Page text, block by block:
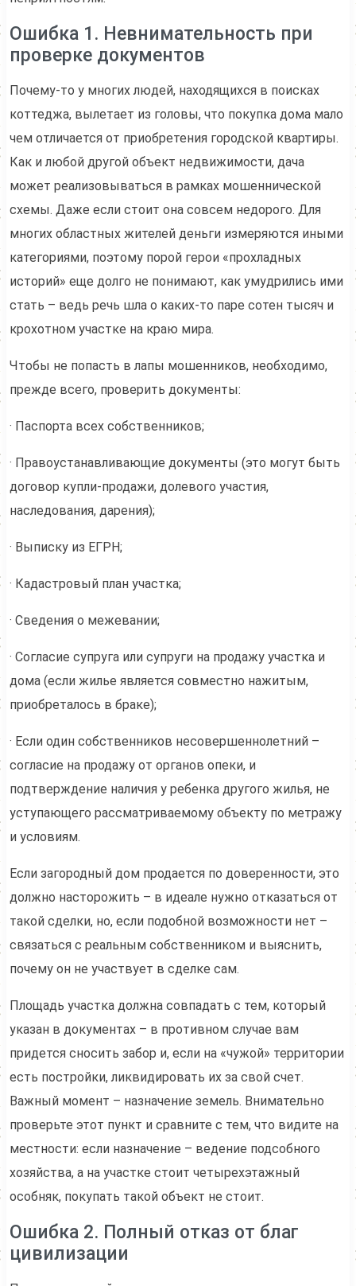
Ошибка 1. Невнимательность при
проверке документов
Почему-то у многих людей, находящихся в поисках
коттеджа, вылетает из головы, что покупка дома мало
чем отличается от приобретения городской квартиры.
Как и любой другой объект недвижимости, дача
может реализовываться в рамках мошеннической
схемы. Даже если стоит она совсем недорого. Для
многих областных жителей деньги измеряются иными
категориями, поэтому порой герои «прохладных
историй» еще долго не понимают, как умудрились ими
стать – ведь речь шла о каких-то паре сотен тысяч и
крохотном участке на краю мира.
Чтобы не попасть в лапы мошенников, необходимо,
прежде всего, проверить документы:
· Паспорта всех собственников;
· Правоустанавливающие документы (это могут быть
договор купли-продажи, долевого участия,
наследования, дарения);
· Выписку из ЕГРН;
· Кадастровый план участка;
· Сведения о межевании;
· Согласие супруга или супруги на продажу участка и
дома (если жилье является совместно нажитым,
приобреталось в браке);
· Если один собственников несовершеннолетний –
согласие на продажу от органов опеки, и
подтверждение наличия у ребенка другого жилья, не
уступающего рассматриваемому объекту по метражу
и условиям.
Если загородный дом продается по доверенности, это
должно насторожить – в идеале нужно отказаться от
такой сделки, но, если подобной возможности нет –
связаться с реальным собственником и выяснить,
почему он не участвует в сделке сам.
Площадь участка должна совпадать с тем, который
указан в документах – в противном случае вам
придется сносить забор и, если на «чужой» территории
есть постройки, ликвидировать их за свой счет.
Важный момент – назначение земель. Внимательно
проверьте этот пункт и сравните с тем, что видите на
местности: если назначение – ведение подсобного
хозяйства, а на участке стоит четырехэтажный
особняк, покупать такой объект не стоит.
Ошибка 2. Полный отказ от благ
цивилизации